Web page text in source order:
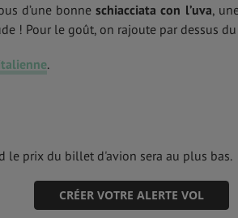
d’une bonneschiacciata con l’uva,
! Pour le goût, on rajoute par dessus
.
le prix du billet d'avion sera au plus bas.
CRÉER VOTRE ALERTE VOL